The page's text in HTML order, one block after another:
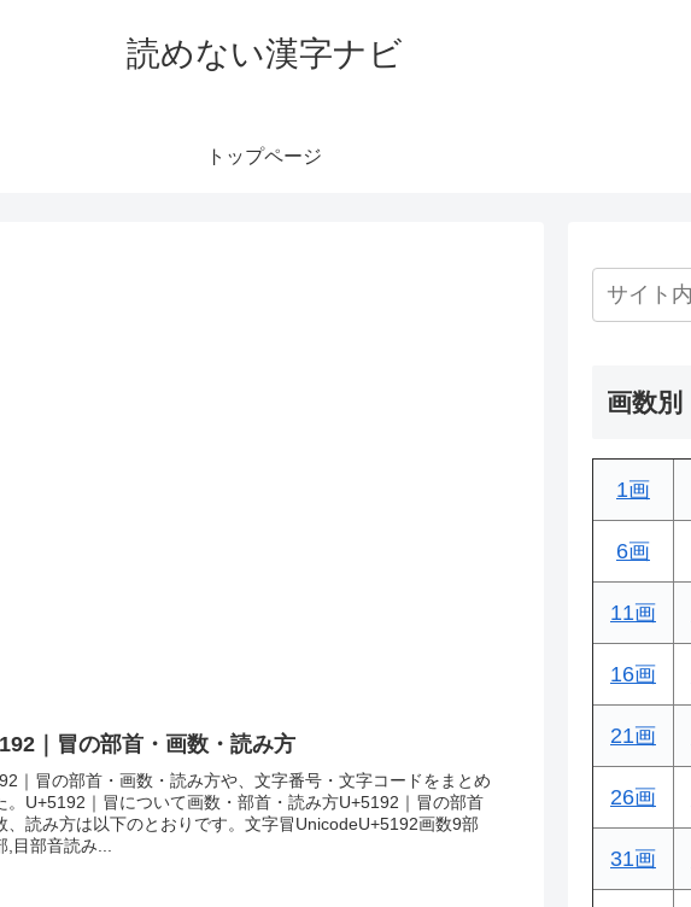
読めない漢字ナビ
トップページ
｜冒󠄃の部首・画数・読み方
｜冒󠄃の部首・画数・読み方や、文字番号・文字コードをまとめ
。U+5192｜冒󠄃について画数・部首・読み方U+5192｜冒󠄃の部首
、読み方は以下のとおりです。文字冒󠄃UnicodeU+5192画数9部
,目部音読み...
画数別
1画
6画
11画
16画
21画
26画
31画